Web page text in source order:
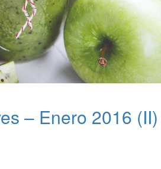
– Enero 2016 (II)